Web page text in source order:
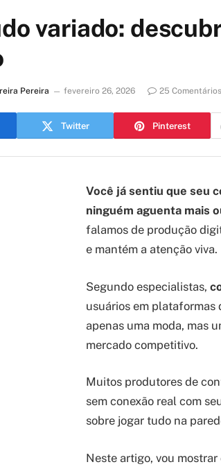
variado:
Pereira fevereiro 26, 2026 25 Comentários
Twitter Pinterest
Você já sentiu que seu
ninguém aguenta mais
falamos de produção
e mantém a atenção viva.
Segundo especialistas,
usuários em plataformas
apenas uma moda, mas
mercado competitivo.
Muitos produtores de
sem conexão real com
sobre jogar tudo na
Neste artigo, vou